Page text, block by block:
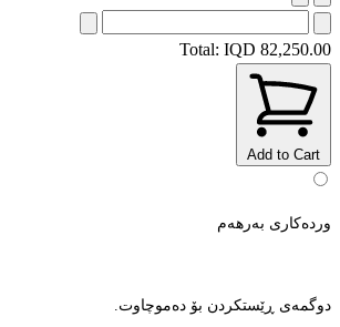
Total: IQD 82,250.00
Add to Cart
وردەکاری بەرهەم
دوگمەی ڕێستکردن بۆ دەموچاوت.